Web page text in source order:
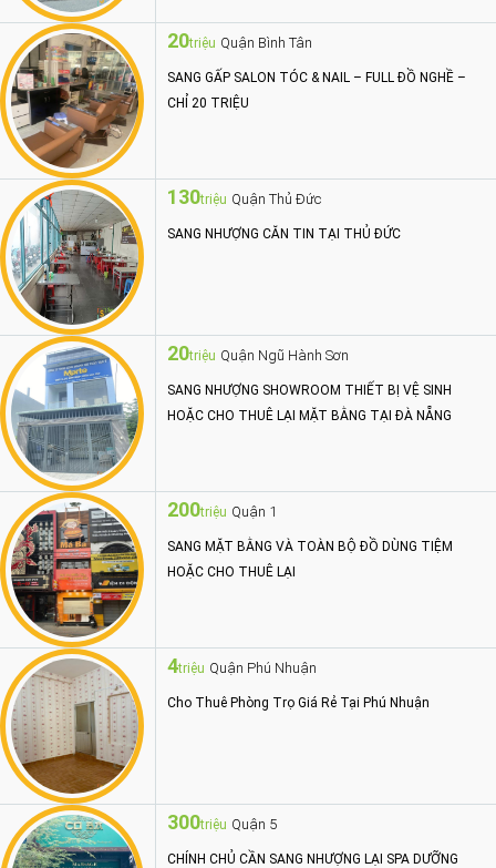
20triệu Quận Bình Tân
SANG GẤP SALON TÓC & NAIL – FULL ĐỒ NGHỀ –
CHỈ 20 TRIỆU
130triệu Quận Thủ Đức
SANG NHƯỢNG CĂN TIN TẠI THỦ ĐỨC
20triệu Quận Ngũ Hành Sơn
SANG NHƯỢNG SHOWROOM THIẾT BỊ VỆ SINH
HOẶC CHO THUÊ LẠI MẶT BẰNG TẠI ĐÀ NẴNG
200triệu Quận 1
SANG MẶT BẰNG VÀ TOÀN BỘ ĐỒ DÙNG TIỆM
HOẶC CHO THUÊ LẠI
4triệu Quận Phú Nhuận
Cho Thuê Phòng Trọ Giá Rẻ Tại Phú Nhuận
300triệu Quận 5
CHÍNH CHỦ CẦN SANG NHƯỢNG LẠI SPA DƯỠNG